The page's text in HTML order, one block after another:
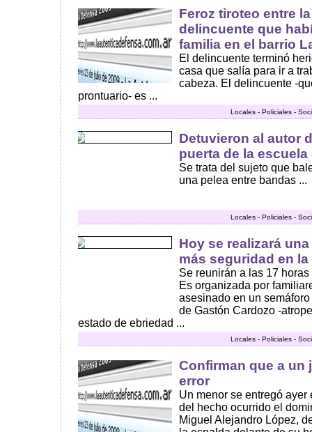
Feroz tiroteo entre
delincuente que
familia en el barrio
El delincuente terminó
casa que salía para ir a
cabeza. El delincuente -
prontuario- es ...
Locales - Policiales -
Detuvieron al autor
puerta de la
Se trata del sujeto que
una pelea entre bandas ...
Locales - Policiales -
Hoy se realizará
más seguridad en
Se reunirán a las 17
Es organizada por
asesinado en un
de Gastón Cardozo -
estado de ebriedad ...
Locales - Policiales -
Confirman que a un
error
Un menor se entregó
del hecho ocurrido el
Miguel Alejandro López,